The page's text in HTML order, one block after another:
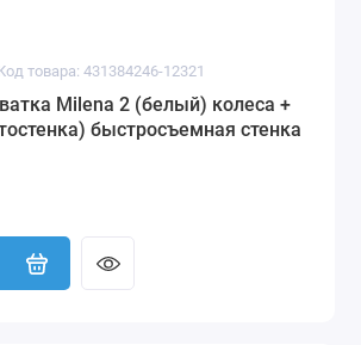
товара: 431384246-12321
Milena 2 (белый) колеса +
быстросъемная стенка